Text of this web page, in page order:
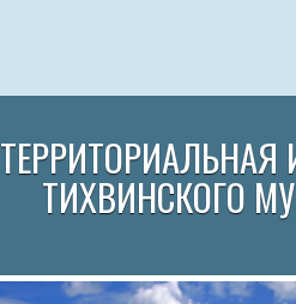
ТИХВИНСКОГО